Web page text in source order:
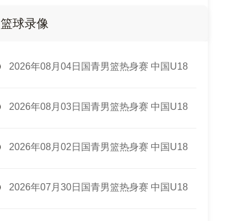
篮球录像
2026年08月04日国青男篮热身赛 中国U18
2026年08月03日国青男篮热身赛 中国U18
2026年08月02日国青男篮热身赛 中国U18
2026年07月30日国青男篮热身赛 中国U18